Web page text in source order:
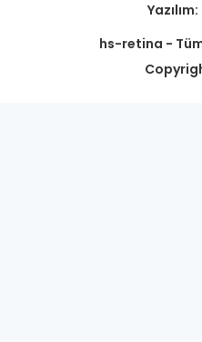
Yazılım:
hs-retina - Tüm